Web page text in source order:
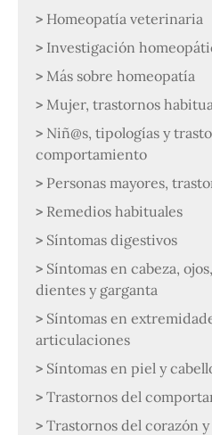
Homeopatía veterinaria
Investigación
Más sobre homeopatía
Mujer, trastornos
Niñ@s, tipologías y
comportamiento
Personas mayores,
Remedios habituales
Síntomas digestivos
Síntomas en cabeza,
dientes y garganta
Síntomas en
articulaciones
Síntomas en piel y
Trastornos del
Trastornos del corazón